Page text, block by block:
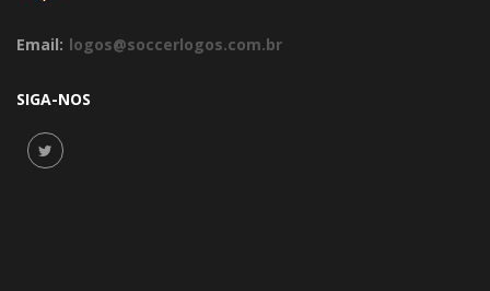
Email: logos@soccerlogos.com.br
SIGA-NOS